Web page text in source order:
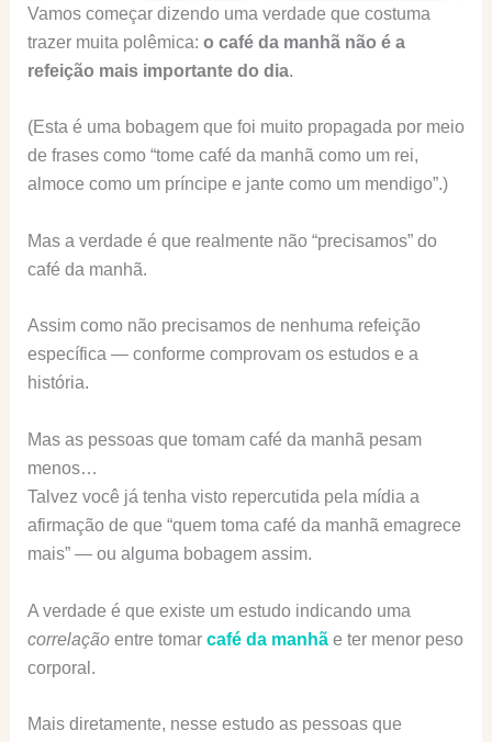
Vamos começar dizendo uma verdade que costuma
trazer muita polêmica: o café da manhã não é a
refeição mais importante do dia.
(Esta é uma bobagem que foi muito propagada por meio
de frases como “tome café da manhã como um rei,
almoce como um príncipe e jante como um mendigo”.)
Mas a verdade é que realmente não “precisamos” do
café da manhã.
Assim como não precisamos de nenhuma refeição
específica — conforme comprovam os estudos e a
história.
Mas as pessoas que tomam café da manhã pesam
menos…
Talvez você já tenha visto repercutida pela mídia a
afirmação de que “quem toma café da manhã emagrece
mais” — ou alguma bobagem assim.
A verdade é que existe um estudo indicando uma
correlaçãoentre tomar café da manhãe ter menor peso
corporal.
Mais diretamente, nesse estudo as pessoas que